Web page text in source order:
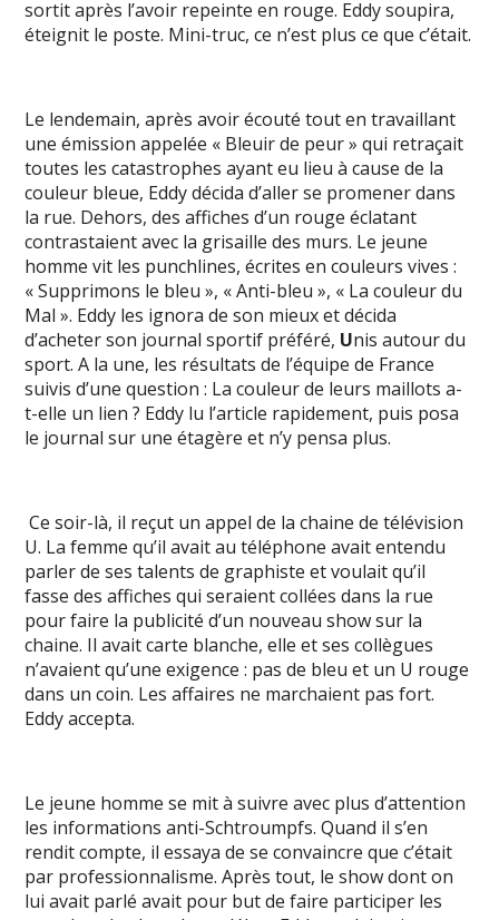
sortit après l’avoir repeinte en rouge. Eddy soupira,
éteignit le poste. Mini-truc, ce n’est plus ce que c’était.
Le lendemain, après avoir écouté tout en travaillant
une émission appelée « Bleuir de peur » qui retraçait
toutes les catastrophes ayant eu lieu à cause de la
couleur bleue, Eddy décida d’aller se promener dans
la rue. Dehors, des affiches d’un rouge éclatant
contrastaient avec la grisaille des murs. Le jeune
homme vit les punchlines, écrites en couleurs vives :
« Supprimons le bleu », « Anti-bleu », « La couleur du
Mal ». Eddy les ignora de son mieux et décida
d’acheter son journal sportif préféré, Unis autour du
sport. A la une, les résultats de l’équipe de France
suivis d’une question : La couleur de leurs maillots a-
t-elle un lien ? Eddy lu l’article rapidement, puis posa
le journal sur une étagère et n’y pensa plus.
Ce soir-là, il reçut un appel de la chaine de télévision
U. La femme qu’il avait au téléphone avait entendu
parler de ses talents de graphiste et voulait qu’il
fasse des affiches qui seraient collées dans la rue
pour faire la publicité d’un nouveau show sur la
chaine. Il avait carte blanche, elle et ses collègues
n’avaient qu’une exigence : pas de bleu et un U rouge
dans un coin. Les affaires ne marchaient pas fort.
Eddy accepta.
Le jeune homme se mit à suivre avec plus d’attention
les informations anti-Schtroumpfs. Quand il s’en
rendit compte, il essaya de se convaincre que c’était
par professionnalisme. Après tout, le show dont on
lui avait parlé avait pour but de faire participer les